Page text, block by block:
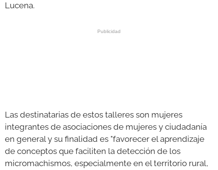
Lucena.
Las destinatarias de estos talleres son mujeres
integrantes de asociaciones de mujeres y ciudadanía
en general y su finalidad es "favorecer el aprendizaje
de conceptos que faciliten la detección de los
micromachismos, especialmente en el territorio rural,